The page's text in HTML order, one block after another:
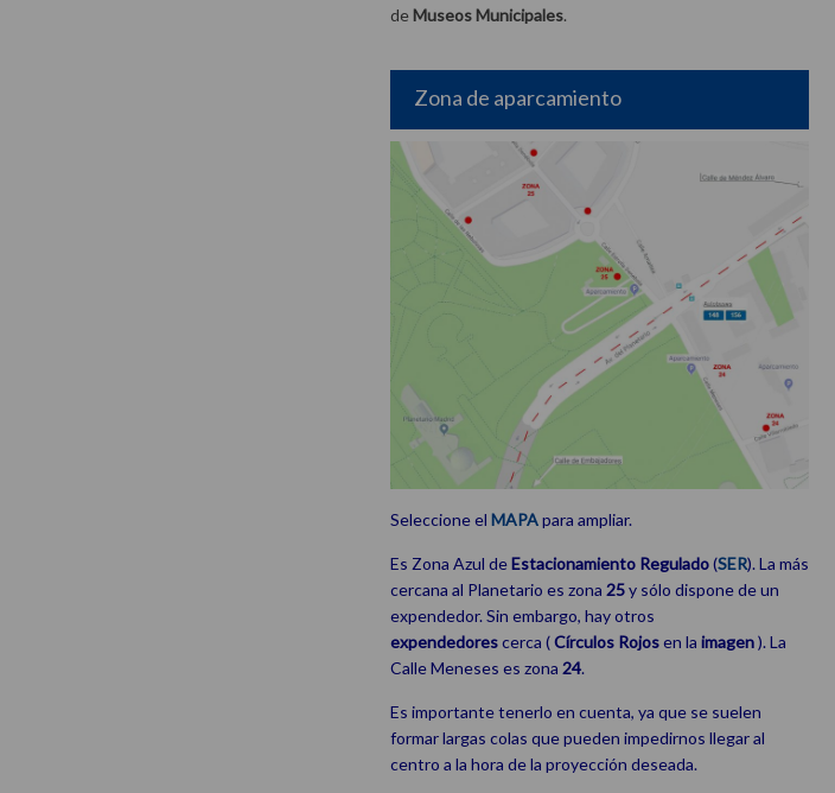
deMuseos Municipales.
Zona de aparcamiento
Seleccione el MAPApara ampliar.
Es Zona Azul deEstacionamiento Regulado(SER). La más
cercana al Planetario es zona 25y sólo dispone de un
expendedor. Sin embargo, hay otros
expendedorescerca (Círculos Rojosen la imagen). La
Calle Meneses es zona 24.
Es importante tenerlo en cuenta, ya que se suelen
formar largas colas que pueden impedirnos llegar al
centro a la hora de la proyección deseada.